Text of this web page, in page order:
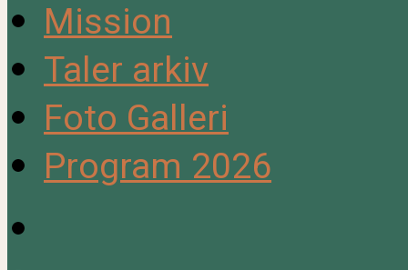
Mission
Taler arkiv
Foto Galleri
Program 2026